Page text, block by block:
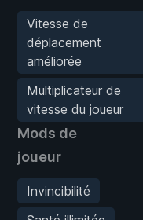
Vitesse de
déplacement
améliorée
Multiplicateur de
vitesse du joueur
Mods de
joueur
Invincibilité